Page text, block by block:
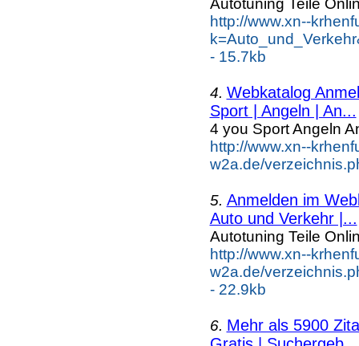
Autotuning Teile
http://www.xn--
- 15.7kb
4. Webkatalog
Sport | Angeln | An...
4 you Sport Angeln
http://www.xn--
w2a.de/
5. Anmelden im
Auto und Verkehr |...
Autotuning Teile
http://www.xn--
w2a.de/
- 22.9kb
6. Mehr als 5900